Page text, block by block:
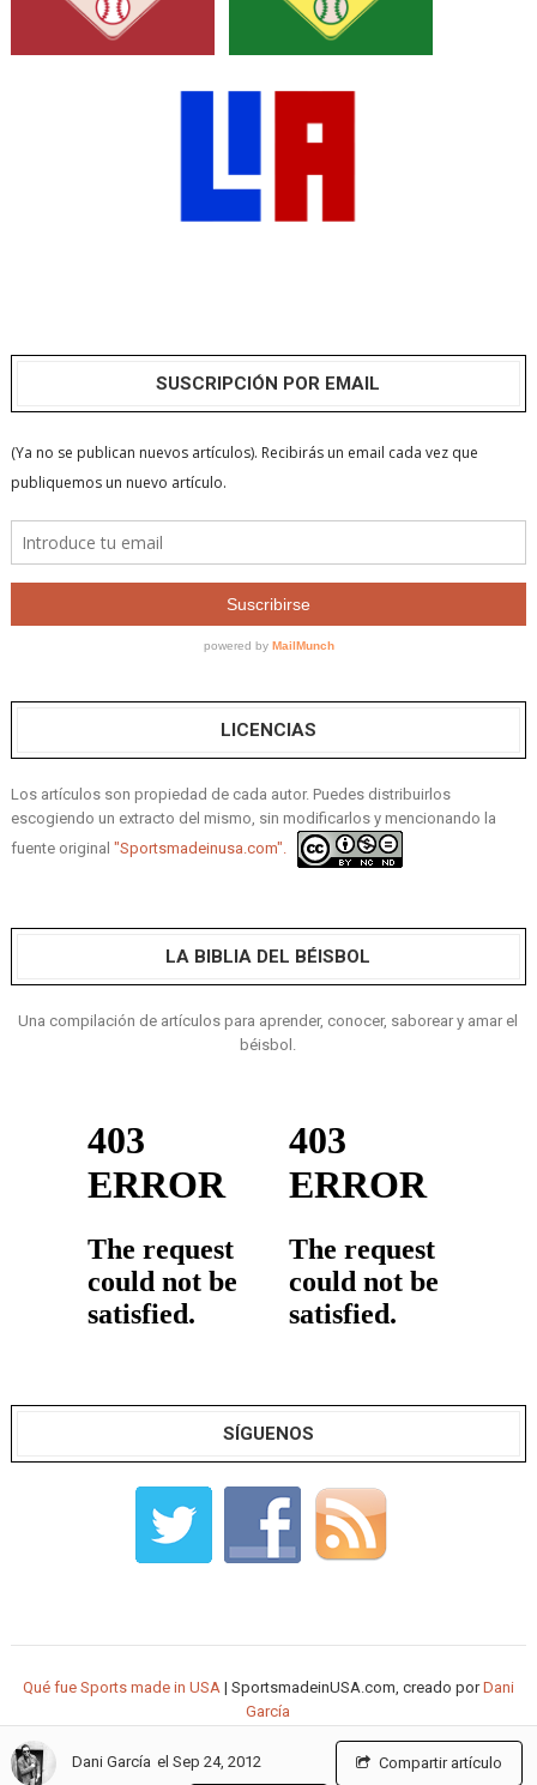
Dani García el Sep 24, 2012 Compartir artículo
SUSCRIPCIÓN POR EMAIL
LICENCIAS
Los artículos son propiedad de cada autor. Puedes distribuirlos
escogiendo un extracto del mismo, sin modificarlos y mencionando la
fuente original "Sportsmadeinusa.com".
LA BIBLIA DEL BÉISBOL
Una compilación de artículos para aprender, conocer, saborear y amar el
béisbol.
SÍGUENOS
Qué fue Sports made in USA| SportsmadeinUSA.com, creado porDani
García